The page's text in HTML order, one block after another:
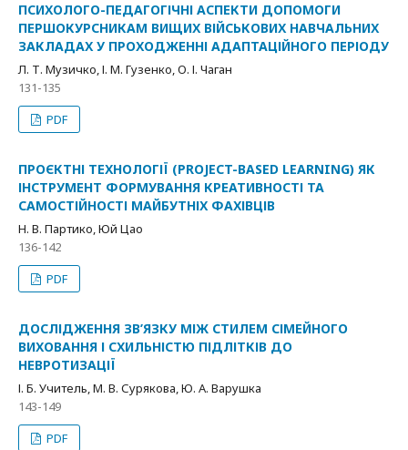
ПСИХОЛОГО-ПЕДАГОГІЧНІ АСПЕКТИ ДОПОМОГИ
ПЕРШОКУРСНИКАМ ВИЩИХ ВІЙСЬКОВИХ НАВЧАЛЬНИХ
ЗАКЛАДАХ У ПРОХОДЖЕННІ АДАПТАЦІЙНОГО ПЕРІОДУ
Л. Т. Музичко, І. М. Гузенко, О. І. Чаган
131-135
PDF
ПРОЄКТНІ ТЕХНОЛОГІЇ (PROJECT-BASED LEARNING) ЯК
ІНСТРУМЕНТ ФОРМУВАННЯ КРЕАТИВНОСТІ ТА
САМОСТІЙНОСТІ МАЙБУТНІХ ФАХІВЦІВ
Н. В. Партико, Юй Цао
136-142
PDF
ДОСЛІДЖЕННЯ ЗВ’ЯЗКУ МІЖ СТИЛЕМ СІМЕЙНОГО
ВИХОВАННЯ І СХИЛЬНІСТЮ ПІДЛІТКІВ ДО
НЕВРОТИЗАЦІЇ
І. Б. Учитель, М. В. Сурякова, Ю. А. Варушка
143-149
PDF